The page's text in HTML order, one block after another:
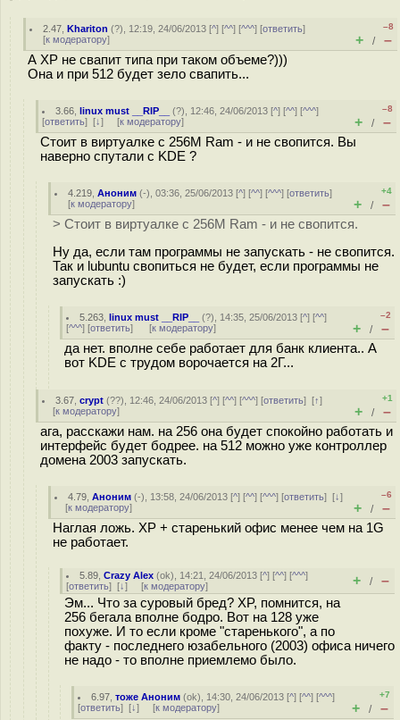
2.47 ,Khariton (?), 12:19, 24/06/2013 [^] [^^] [^^^] [ответить]
[к модератору]
–8
+ / –
А ХР не свапит типа при таком объеме?)))
Она и при 512 будет зело свапить...
3.66 ,linux must __RIP__ (?), 12:46, 24/06/2013 [^] [^^] [^^^]
[ответить] [↓] [к модератору]
–8
+ / –
Стоит в виртуалке с 256М Ram - и не свопится. Вы
наверно спутали с KDE ?
4.219 ,Аноним (-), 03:36, 25/06/2013 [^] [^^] [^^^] [ответить]
[к модератору]
+4
+ / –
> Стоит в виртуалке с 256М Ram - и не свопится.
Ну да, если там программы не запускать - не свопится.
Так и lubuntu свопиться не будет, если программы не
запускать :)
5.263 ,linux must __RIP__ (?), 14:35, 25/06/2013 [^] [^^]
[^^^] [ответить] [к модератору]
–2
+ / –
да нет. вполне себе работает для банк клиента.. А
вот KDE с трудом ворочается на 2Г...
3.67 ,crypt (??), 12:46, 24/06/2013 [^] [^^] [^^^] [ответить][↑]
[к модератору]
+1
+ / –
ага, расскажи нам. на 256 она будет спокойно работать и
интерфейс будет бодрее. на 512 можно уже контроллер
домена 2003 запускать.
4.79 ,Аноним (-), 13:58, 24/06/2013 [^] [^^] [^^^] [ответить][↓]
[к модератору]
–6
+ / –
Наглая ложь. XP + старенький офис менее чем на 1G
не работает.
5.89 ,Crazy Alex (ok), 14:21, 24/06/2013 [^] [^^] [^^^]
[ответить] [↓] [к модератору] + / –
Эм... Что за суровый бред? XP, помнится, на
256 бегала вполне бодро. Вот на 128 уже
похуже. И то если кроме "старенького", а по
факту - последнего юзабельного (2003) офиса ничего
не надо - то вполне приемлемо было.
6.97 ,тоже Аноним (ok), 14:30, 24/06/2013 [^] [^^] [^^^]
[ответить] [↓] [к модератору]
+7
+ / –